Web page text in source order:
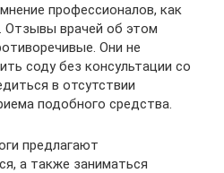
профессионалов, как
Отзывы врачей об этом
Они не
соду без консультации со
в отсутствии
подобного средства.
предлагают
а также заниматься